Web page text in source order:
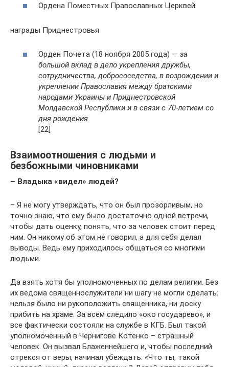
Ордена Поместных Православных Церквей
награды Приднестровья
Орден Почета (18 ноября 2005 года) — за
большой вклад в дело укрепления дружбы,
сотрудничества, добрососедства, в возрождении и
укреплении Православия между братскими
народами Украины и Приднестровской
Молдавской Республики и в связи с 70-летием со
дня рождения
[22]
Взаимоотношения с людьми и
безбожными чиновниками
– Владыка «видел» людей?
– Я не могу утверждать, что он был прозорливым, но
точно знаю, что ему было достаточно одной встречи,
чтобы дать оценку, понять, что за человек стоит перед
ним. Он никому об этом не говорил, а для себя делал
выводы. Ведь ему приходилось общаться со многими
людьми.
Да взять хотя бы уполномоченных по делам религии. Без
их ведома священнослужители ни шагу не могли сделать:
нельзя было ни рукоположить священника, ни доску
прибить на храме. За всем следило «око государево», и
все фактически состояли на службе в КГБ. Был такой
уполномоченный в Чернигове Котенко – страшный
человек. Он вызвал Блаженнейшего и, чтобы последний
отрекся от веры, начинал убеждать: «Что ты, такой